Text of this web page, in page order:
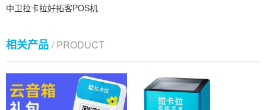
中卫拉卡拉好拓客POS机
相关产品 / PRODUCT